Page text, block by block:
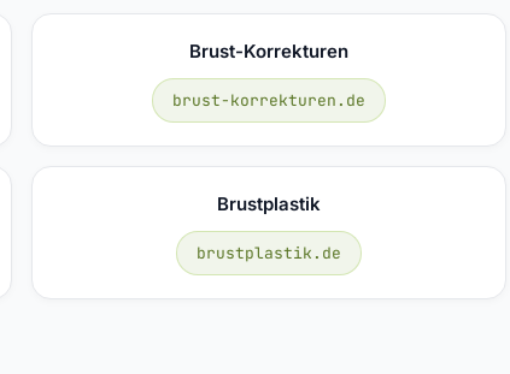
Brust-Korrekturen
brust-korrekturen.de
Brustplastik
brustplastik.de